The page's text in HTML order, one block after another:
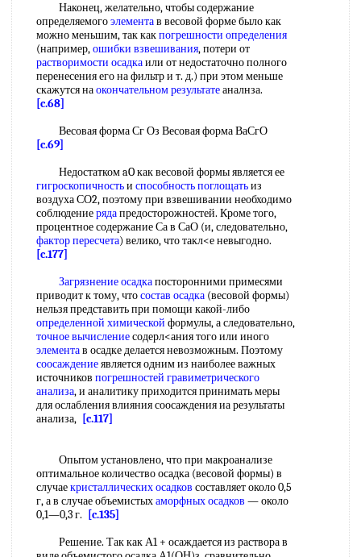
Наконец, желательно, чтобы содержание
определяемогоэлементав весовой форме было как
можно меньшим, так какпогрешности определения
(например,ошибки взвешивания, потери от
растворимости осадкаили от недостаточно полного
перенесения его на фильтр и т. д.) при этом меньше
скажутся наокончательном результатеаналнза.
[c.68]
Весовая форма Сг Оз Весовая форма ВаСгО
[c.69]
Недостатком aO как весовой формы является ее
гигроскопичностьи способность поглощатьиз
воздуха СО2, поэтому при взвешивании необходимо
соблюдениерядапредосторожностей. Кроме того,
процентное содержание Са в СаО (и, следовательно,
фактор пересчета) велико, что такл<е невыгодно.
[c.177]
Загрязнение осадкапосторонними примесями
приводит к тому, чтосостав осадка (весовой формы)
нельзя представить при помощи какой-либо
определенной химической формулы, а следовательно,
точное вычислениесодерл<ания того или иного
элементав осадке делается невозможным. Поэтому
соосаждениеявляется одним из наиболее важных
источников погрешностей гравиметрического
анализа, и аналитику приходится принимать меры
для ослабления влияния соосаждения иа результаты
анализа, [c.117]
Опытом установлено, что при макроанализе
оптимальное количество осадка (весовой формы) в
случаекристаллических осадков составляет около 0,5
г, а в случае объемистыхаморфных осадков — около
0,1—0,3 г.
[c.135]
Решение. Так как А1 + осаждается из раствора в